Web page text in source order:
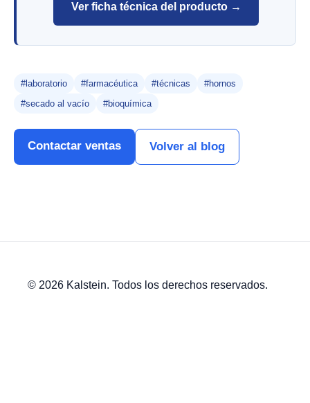
Ver ficha técnica del producto →
#laboratorio #farmacéutica #técnicas
#hornos
#secado al vacío
#bioquímica
Contactar ventas Volver al blog
© 2026 Kalstein. Todos los derechos reservados.